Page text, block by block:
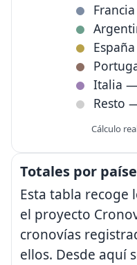
Italia —
Resto
Cálculo
Totales por
Esta tabla recoge
el proyecto
cronovías
ellos. Desde aquí